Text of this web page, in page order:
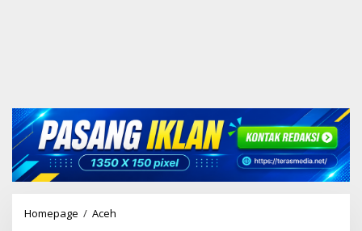
Homepage / Aceh